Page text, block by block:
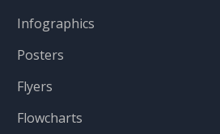
Infographics
Posters
Flyers
Flowcharts